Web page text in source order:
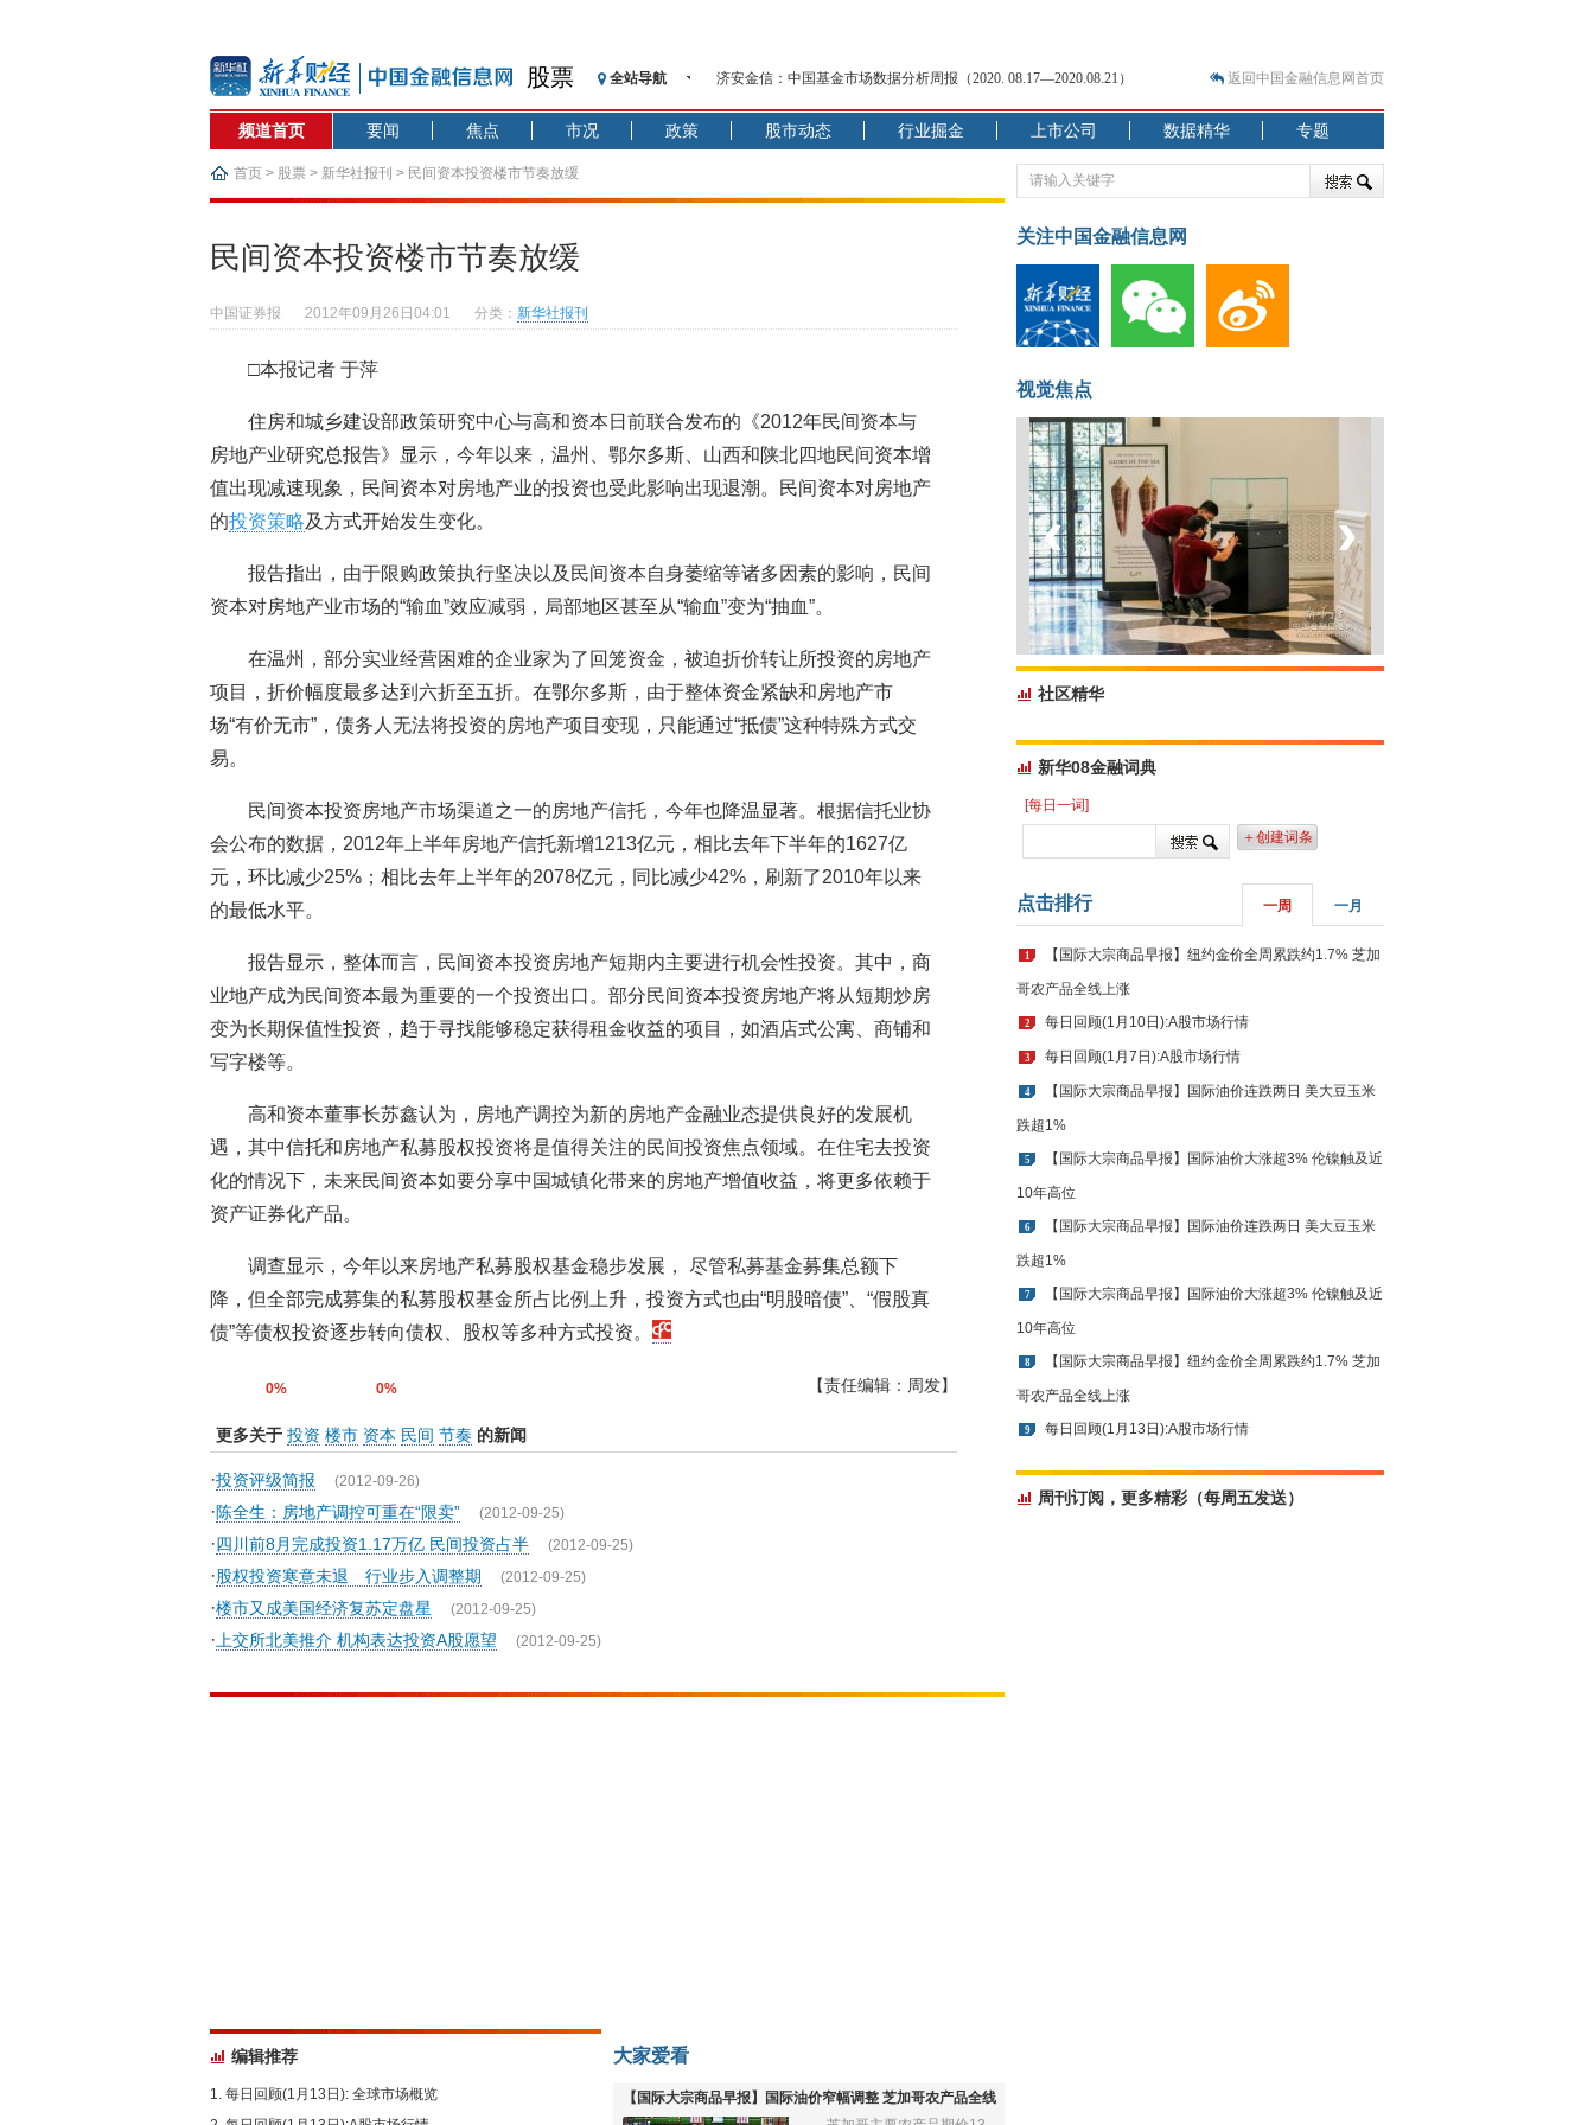
股票 全站导航
济安金信：中国基金市场数据分析周报（2020. 08.17—2020.08.21）
【见·闻】疫情下，新加坡旅游业步履维艰
记者手记：疫情下的香港零售业如何浴火重生？
【见·闻】疫情下一家香港传统零售商的转型突围之旅
济安金信：中国基金市场数据分析周报（2020. 07.27—2020.07.31）
【新华财经调查】同业存单、结构性存款玩起“跷跷板” 结构性失衡藏
央行公开市场净投放300亿元 短端资金利率明显下行
基本面及股市双轮冲击 债市回调十年期债表现最弱
恒生聚源：北斗收官之星发射成功，全产业链解析
返回中国金融信息网首页
频道首页 要闻 焦点 市况 政策 股市动态 行业掘金 上市公司 数据精华 专题
首页 > 股票 > 新华社报刊 > 民间资本投资楼市节奏放缓
民间资本投资楼市节奏放缓
中国证券报 2012年09月26日04:01 分类： 新华社报刊
□本报记者 于萍
住房和城乡建设部政策研究中心与高和资本日前联合发布的《2012年民间资本与
房地产业研究总报告》显示，今年以来，温州、鄂尔多斯、山西和陕北四地民间资本增
值出现减速现象，民间资本对房地产业的投资也受此影响出现退潮。民间资本对房地产
的投资策略及方式开始发生变化。
报告指出，由于限购政策执行坚决以及民间资本自身萎缩等诸多因素的影响，民间
资本对房地产业市场的“输血”效应减弱，局部地区甚至从“输血”变为“抽血”。
在温州，部分实业经营困难的企业家为了回笼资金，被迫折价转让所投资的房地产
项目，折价幅度最多达到六折至五折。在鄂尔多斯，由于整体资金紧缺和房地产市
场“有价无市”，债务人无法将投资的房地产项目变现，只能通过“抵债”这种特殊方式交
易。
民间资本投资房地产市场渠道之一的房地产信托，今年也降温显著。根据信托业协
会公布的数据，2012年上半年房地产信托新增1213亿元，相比去年下半年的1627亿
元，环比减少25%；相比去年上半年的2078亿元，同比减少42%，刷新了2010年以来
的最低水平。
报告显示，整体而言，民间资本投资房地产短期内主要进行机会性投资。其中，商
业地产成为民间资本最为重要的一个投资出口。部分民间资本投资房地产将从短期炒房
变为长期保值性投资，趋于寻找能够稳定获得租金收益的项目，如酒店式公寓、商铺和
写字楼等。
高和资本董事长苏鑫认为，房地产调控为新的房地产金融业态提供良好的发展机
遇，其中信托和房地产私募股权投资将是值得关注的民间投资焦点领域。在住宅去投资
化的情况下，未来民间资本如要分享中国城镇化带来的房地产增值收益，将更多依赖于
资产证券化产品。
调查显示，今年以来房地产私募股权基金稳步发展， 尽管私募基金募集总额下
降，但全部完成募集的私募股权基金所占比例上升，投资方式也由“明股暗债”、“假股真
债”等债权投资逐步转向债权、股权等多种方式投资。
0% 0% 【责任编辑：周发】
更多关于 投资 楼市 资本 民间 节奏 的新闻
·投资评级简报 (2012-09-26)
·陈全生：房地产调控可重在“限卖” (2012-09-25)
·四川前8月完成投资1.17万亿 民间投资占半 (2012-09-25)
·股权投资寒意未退 行业步入调整期 (2012-09-25)
·楼市又成美国经济复苏定盘星 (2012-09-25)
· 上交所北美推介 机构表达投资A股愿望 (2012-09-25)
编辑推荐
每日回顾(1月13日): 全球市场概览
大家爱看
【国际大宗商品早报】国际油价窄幅调整 芝加哥农产品全线
关注中国金融信息网
视觉焦点
菲律宾：防疫降级
‹ ›
社区精华
新华08金融词典
[每日一词]
＋创建词条
点击排行 一周 一月
1 【国际大宗商品早报】纽约金价全周累跌约1.7% 芝加
哥农产品全线上涨
2 每日回顾(1月10日):A股市场行情
3 每日回顾(1月7日):A股市场行情
4 【国际大宗商品早报】国际油价连跌两日 美大豆玉米
跌超1%
5 【国际大宗商品早报】国际油价大涨超3% 伦镍触及近
10年高位
6 【国际大宗商品早报】国际油价连跌两日 美大豆玉米
跌超1%
7 【国际大宗商品早报】国际油价大涨超3% 伦镍触及近
10年高位
8 【国际大宗商品早报】纽约金价全周累跌约1.7% 芝加
哥农产品全线上涨
9 每日回顾(1月13日):A股市场行情
周刊订阅，更多精彩（每周五发送）